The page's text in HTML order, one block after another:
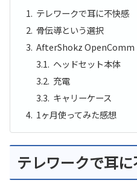
テレワークで耳に不快感
骨伝導という選択
AfterShokz OpenComm
ヘッドセット本体
充電
キャリーケース
1ヶ月使ってみた感想
テレワークで耳